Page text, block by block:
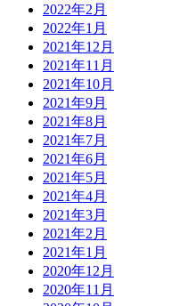
2022年2月
2022年1月
2021年12月
2021年11月
2021年10月
2021年9月
2021年8月
2021年7月
2021年6月
2021年5月
2021年4月
2021年3月
2021年2月
2021年1月
2020年12月
2020年11月